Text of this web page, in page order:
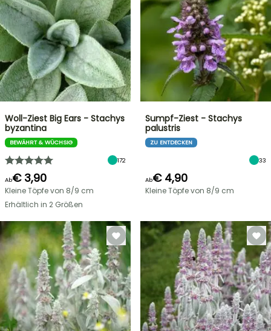
Woll-Ziest Big Ears - Stachys
byzantina
BEWÄHRT & WÜCHSIG
172
Ab€ 3,90
Kleine Töpfe von 8/9 cm
Erhältlich in 2 Größen
Sumpf-Ziest - Stachys
palustris
ZU ENTDECKEN
33
Ab€ 4,90
Kleine Töpfe von 8/9 cm